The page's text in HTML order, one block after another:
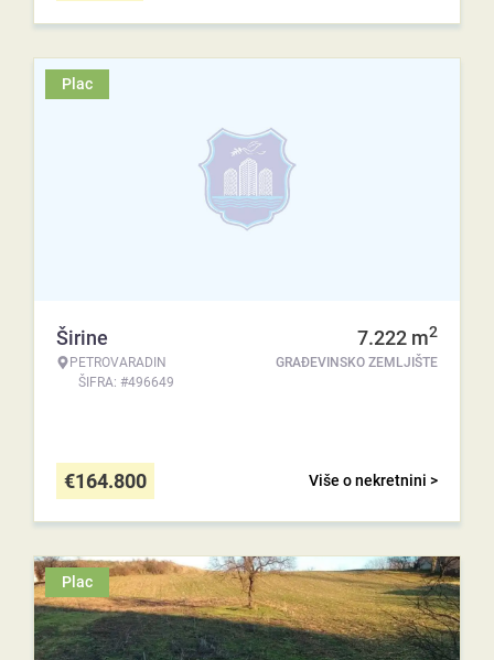
Plac
Širine
PETROVARADIN
ŠIFRA: #496649
7.222 m2
GRAĐEVINSKO ZEMLJIŠTE
Više o nekretnini >
€164.800
Plac